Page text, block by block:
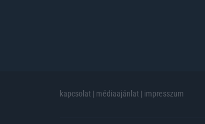
kapcsolat | médiaajánlat | impresszum